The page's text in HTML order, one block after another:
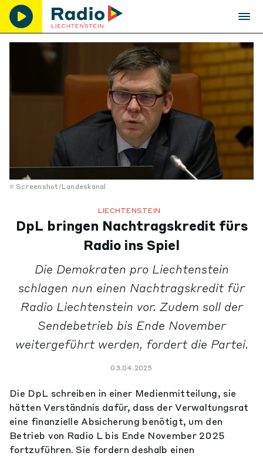
Screenshot/Landeskanal
LIECHTENSTEIN
DpL bringen Nachtragskredit fürs
Radio ins Spiel
Die Demokraten pro Liechtenstein
schlagen nun einen Nachtragskredit für
Radio Liechtenstein vor. Zudem soll der
Sendebetrieb bis Ende November
weitergeführt werden, fordert die Partei.
03.04.2025
Die DpL schreiben in einer Medienmitteilung, sie
hätten Verständnis dafür, dass der Verwaltungsrat
eine finanzielle Absicherung benötigt, um den
Betrieb von Radio L bis Ende November 2025
fortzuführen. Sie fordern deshalb einen